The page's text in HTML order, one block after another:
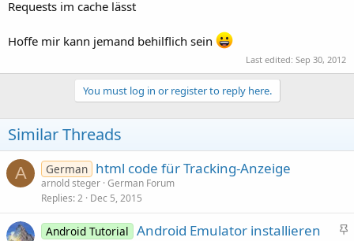
e
r
Requests im cache lässt
Hoffe mir kann jemand behilflich sein
Last edited: Sep 30, 2012
You must log in or register to reply here.
Similar Threads
A German html code für Tracking-Anzeige
arnold steger German Forum
Replies 2 Dec 5, 2015
S
Android Tutorial Android Emulator installieren